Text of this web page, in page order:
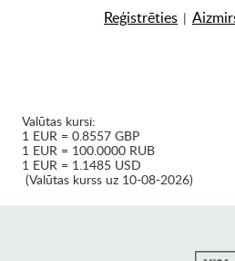
Reģistrēties |
Valūtas kursi:
1 EUR = 0.8557 GBP
1 EUR = 100.0000 RUB
1 EUR = 1.1485 USD
(Valūtas kurss uz 10-08-2026)